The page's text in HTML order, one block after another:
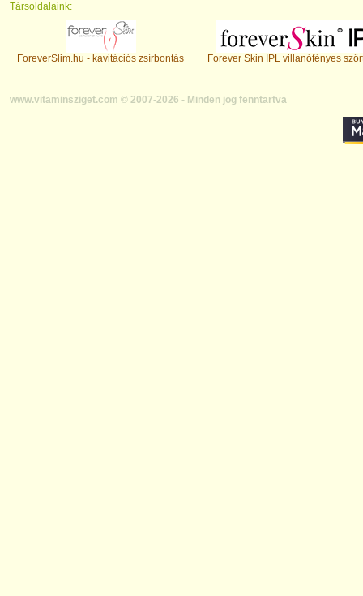
Társoldalaink:
ForeverSlim.hu - kavitációs zsírbontás Forever Skin IPL villanófényes
www.vitaminsziget.com © 2007-2026 - Minden jog fenntartva